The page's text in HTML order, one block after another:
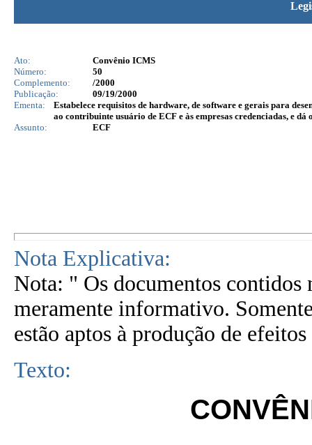
Ato:
Convênio ICMS
Número:
50
Complemento:
/2000
Publicação:
09/19/2000
Ementa:
Estabelece requisitos de hardware, de software e gerais para
ao contribuinte usuário de ECF e às empresas credenciadas, e dá
Assunto:
ECF
Nota Explicativa:
Nota: " Os documentos contidos
meramente informativo.
estão aptos à produção de
Texto: